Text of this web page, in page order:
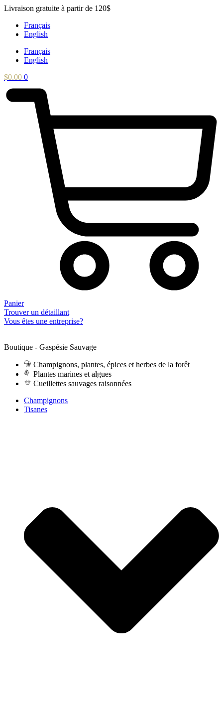
Aller
contenu
Livraison gratuite à partir de 120$
Français
English
Français
English
$0.00 0
Panier
Trouver un détaillant
Vous êtes une entreprise?
Boutique - Gaspésie Sauvage
Champignons, plantes, épices et herbes de la forêt
Plantes marines et algues
Cueillettes sauvages raisonnées
Champignons
Tisanes